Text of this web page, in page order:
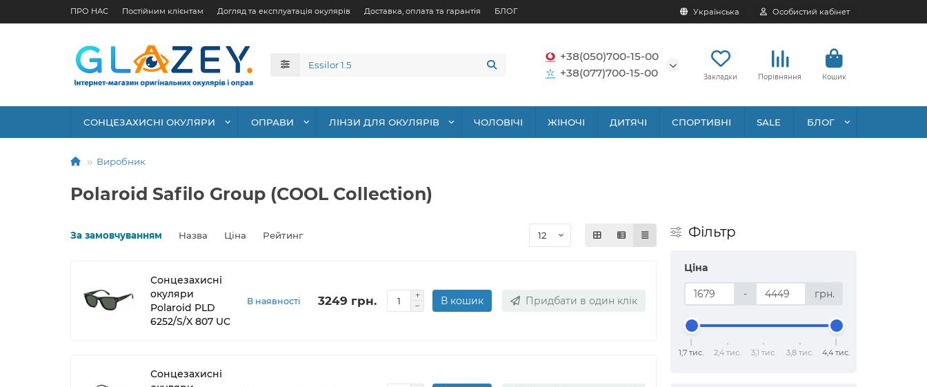
ПРО НАС Постійним клієнтам Догляд та експлуатація окулярів Доставка, оплата та гарантія БЛОГ Українська Особистий кабінет
+38(050)700-15-00
+38(077)700-15-00
Закладки Порівняння Кошик
СОНЦЕЗАХИСНІ ОКУЛЯРИ ОПРАВИ ЛІНЗИ ДЛЯ ОКУЛЯРІВ ЧОЛОВІЧІ ЖІНОЧІ ДИТЯЧІ СПОРТИВНІ SALE БЛОГ
Виробник
Polaroid Safilo Group (COOL Collection)
За замовчуванням Назва Ціна Рейтинг
Сонцезахисні
окуляри
Polaroid PLD
6252/S/X 807 UC
В наявності 3249 грн. В кошик Придбати в один клік
Сонцезахисні
Фільтр
Ціна
- грн.
1,7 тис. 2,4 тис. 3,1 тис. 3,8 тис. 4,4 тис.